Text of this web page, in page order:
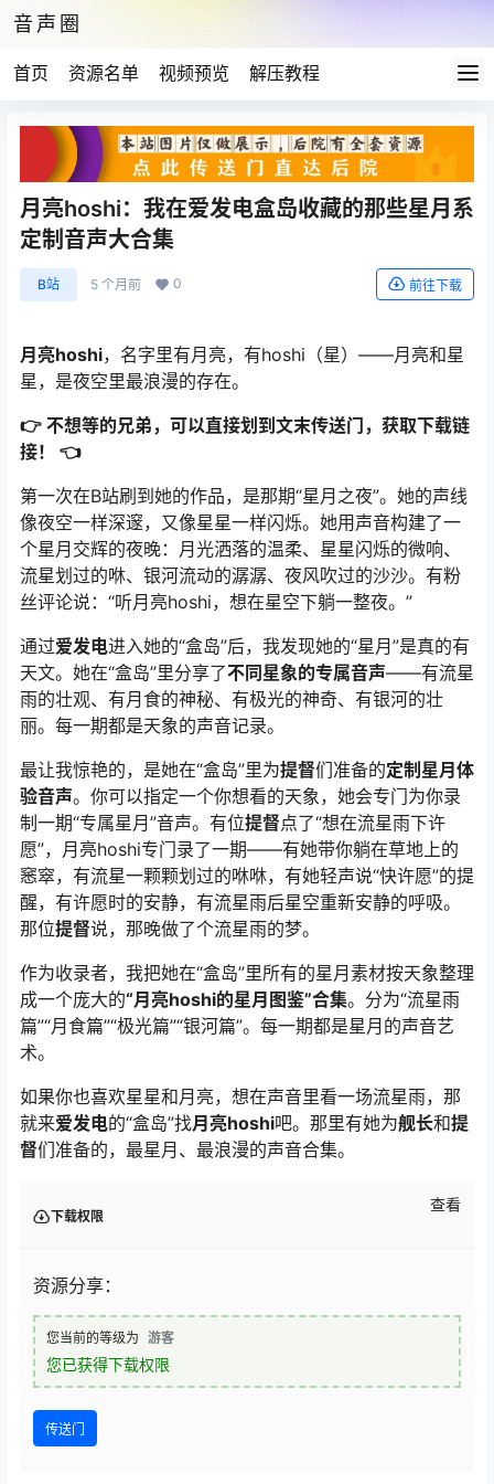
音声圈
首页 资源名单 视频预览 解压教程
月亮hoshi：我在爱发电盒岛收藏的那些星月系
定制音声大合集
B站 5 个月前 0 前往下载
月亮hoshi，名字里有月亮，有hoshi（星）——月亮和星
星，是夜空里最浪漫的存在。
👉 不想等的兄弟，可以直接划到文末传送门，获取下载链
接！ 👈
第一次在B站刷到她的作品，是那期“星月之夜”。她的声线
像夜空一样深邃，又像星星一样闪烁。她用声音构建了一
个星月交辉的夜晚：月光洒落的温柔、星星闪烁的微响、
流星划过的咻、银河流动的潺潺、夜风吹过的沙沙。有粉
丝评论说：“听月亮hoshi，想在星空下躺一整夜。”
通过爱发电进入她的“盒岛”后，我发现她的“星月”是真的有
天文。她在“盒岛”里分享了不同星象的专属音声——有流星
雨的壮观、有月食的神秘、有极光的神奇、有银河的壮
丽。每一期都是天象的声音记录。
最让我惊艳的，是她在“盒岛”里为提督们准备的定制星月体
验音声。你可以指定一个你想看的天象，她会专门为你录
制一期“专属星月”音声。有位提督点了“想在流星雨下许
愿”，月亮hoshi专门录了一期——有她带你躺在草地上的
窸窣，有流星一颗颗划过的咻咻，有她轻声说“快许愿”的提
醒，有许愿时的安静，有流星雨后星空重新安静的呼吸。
那位提督说，那晚做了个流星雨的梦。
作为收录者，我把她在“盒岛”里所有的星月素材按天象整理
成一个庞大的“月亮hoshi的星月图鉴”合集。分为“流星雨
篇”“月食篇”“极光篇”“银河篇”。每一期都是星月的声音艺
术。
如果你也喜欢星星和月亮，想在声音里看一场流星雨，那
就来爱发电的“盒岛”找月亮hoshi吧。那里有她为舰长和提
督们准备的，最星月、最浪漫的声音合集。
下载权限
查看
资源分享：
您当前的等级为 游客
您已获得下载权限
传送门